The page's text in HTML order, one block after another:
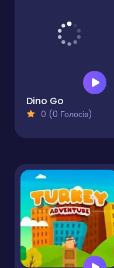
Схожі ігри
Dino Go
0 (0 Голосів)